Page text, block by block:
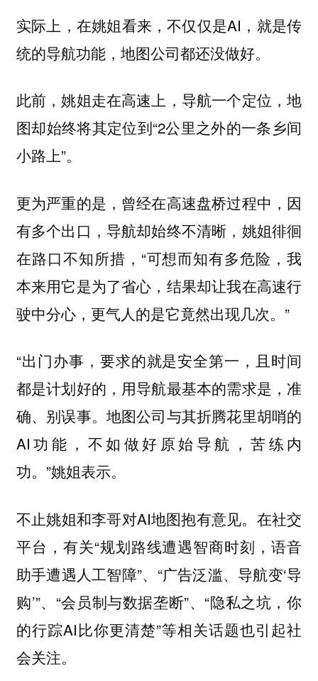
实际上，在姚姐看来，不仅仅是AI，就是传
统的导航功能，地图公司都还没做好。
此前，姚姐走在高速上，导航一个定位，地
图却始终将其定位到“2公里之外的一条乡间
小路上”。
更为严重的是，曾经在高速盘桥过程中，因
有多个出口，导航却始终不清晰，姚姐徘徊
在路口不知所措，“可想而知有多危险，我
本来用它是为了省心，结果却让我在高速行
驶中分心，更气人的是它竟然出现几次。”
“出门办事，要求的就是安全第一，且时间
都是计划好的，用导航最基本的需求是，准
确、别误事。地图公司与其折腾花里胡哨的
AI功能，不如做好原始导航，苦练内
功。”姚姐表示。
不止姚姐和李哥对AI地图抱有意见。在社交
平台，有关“规划路线遭遇智商时刻，语音
助手遭遇人工智障”、“广告泛滥、导航变‘导
购’”、“会员制与数据垄断”、“隐私之坑，你
的行踪AI比你更清楚”等相关话题也引起社
会关注。